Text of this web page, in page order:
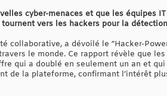
cyber-menaces et que les équipes
vers les hackers pour la
collaborative, a dévoilé le “Hacker-
le monde. Ce rapport révèle que
qui a doublé en seulement un an et
de la plateforme, confirmant l’intérêt